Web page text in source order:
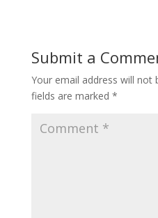
Submit a
Your email address will not
fields are marked *